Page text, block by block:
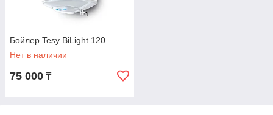
Бойлер Tesy BiLight 120
Нет в наличии
75 000 ₸